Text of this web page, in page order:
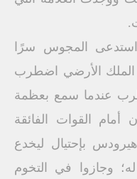
المجوس سرًا
الأرضي اضطرب
عندما سمع بعظمة
أمام القوات الفائقة
بإحتيال ليخدع
وجازوا في التخوم